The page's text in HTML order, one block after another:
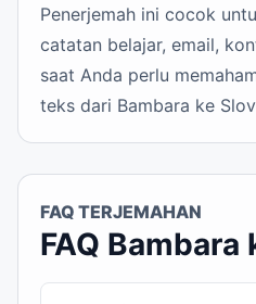
Penerjemah ini cocok
catatan belajar, email,
saat Anda perlu
teks dari Bambara ke
FAQ TERJEMAHAN
FAQ Bambara